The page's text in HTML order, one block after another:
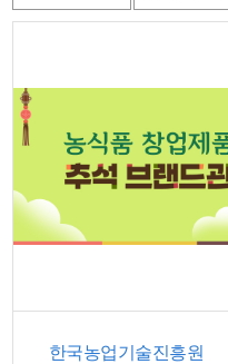
한국농업기술진흥원